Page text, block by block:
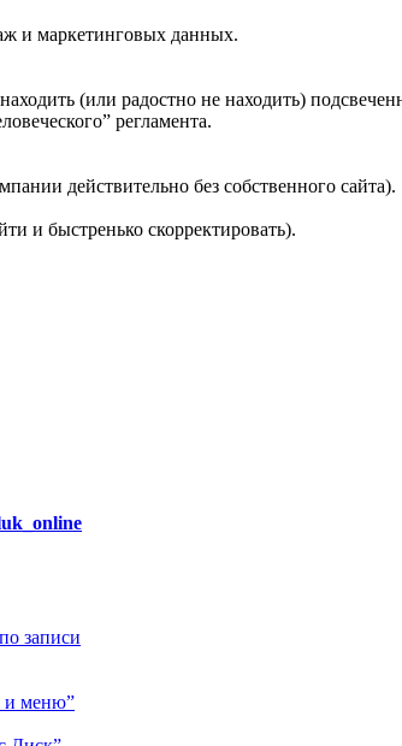
и маркетинговых данных.
(или радостно не находить)
регламента.
действительно без собственного сайта).
и быстренько скорректировать).
записи
и меню”